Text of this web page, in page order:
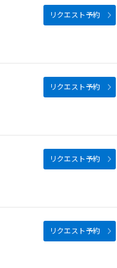
リクエスト予約
リクエスト予約
リクエスト予約
リクエスト予約